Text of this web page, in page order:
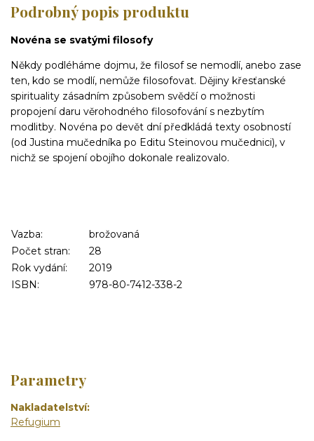
Podrobný popis produktu
Novéna se svatými filosofy
Někdy podléháme dojmu, že filosof se nemodlí, anebo zase
ten, kdo se modlí, nemůže filosofovat. Dějiny křesťanské
spirituality zásadním způsobem svědčí o možnosti
propojení daru věro­hodného filosofování s nezbytím
modlitby. Novéna po devět dní předkládá texty osobností
(od Justina mučedníka po Editu Steinovou mučednici), v
nichž se spojení obojího dokonale realizovalo.
Vazba:
brožovaná
Počet stran:
28
Rok vydání:
2019
ISBN:
978-80-7412-338-2
Parametry
Nakladatelství
Refugium